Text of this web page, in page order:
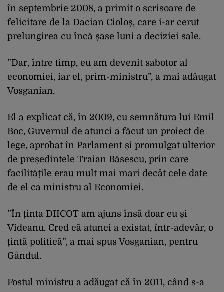
în septembrie 2008, a primit o scrisoare de
felicitare de la Dacian Cioloș, care i-ar cerut
prelungirea cu încă șase luni a deciziei sale.
”Dar, între timp, eu am devenit sabotor al
economiei, iar el, prim-ministru”, a mai adăugat
Vosganian.
El a explicat că, în 2009, cu semnătura lui Emil
Boc, Guvernul de atunci a făcut un proiect de
lege, aprobat în Parlament și promulgat ulterior
de președintele Traian Băsescu, prin care
facilitățile erau mult mai mari decât cele date
de el ca ministru al Economiei.
”În ținta DIICOT am ajuns însă doar eu și
Videanu. Cred că atunci a existat, într-adevăr, o
țintă politică”, a mai spus Vosganian, pentru
Gândul.
Fostul ministru a adăugat că în 2011, când s-a